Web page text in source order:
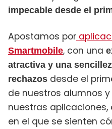
impecable desde el
Apostamos por
Smartmobile, con una
atractiva y una
rechazos desde el
de nuestros alumnos
nuestras
en el que se sienten